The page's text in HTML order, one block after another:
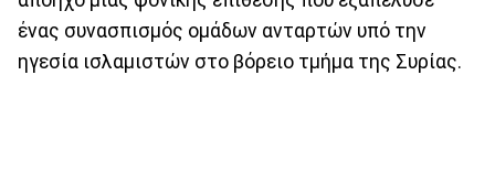
ένας συνασπισμός ομάδων ανταρτών υπό την
ηγεσία ισλαμιστών στο βόρειο τμήμα της Συρίας.